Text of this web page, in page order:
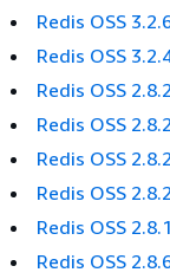
Redis OSS
Redis OSS
Redis OSS
Redis OSS
Redis OSS
Redis OSS
Redis OSS
Redis OSS